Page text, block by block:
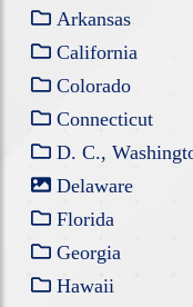
Arkansas
California
Colorado
Connecticut
D. C.,
Delaware
Florida
Georgia
Hawaii